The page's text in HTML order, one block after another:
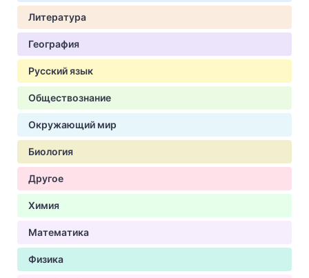
Литература
География
Русский язык
Обществознание
Окружающий мир
Биология
Другое
Химия
Математика
Физика